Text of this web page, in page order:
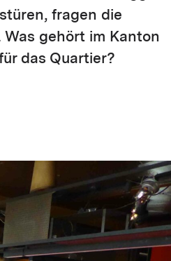
fragen die
gehört im Kanton
das Quartier?